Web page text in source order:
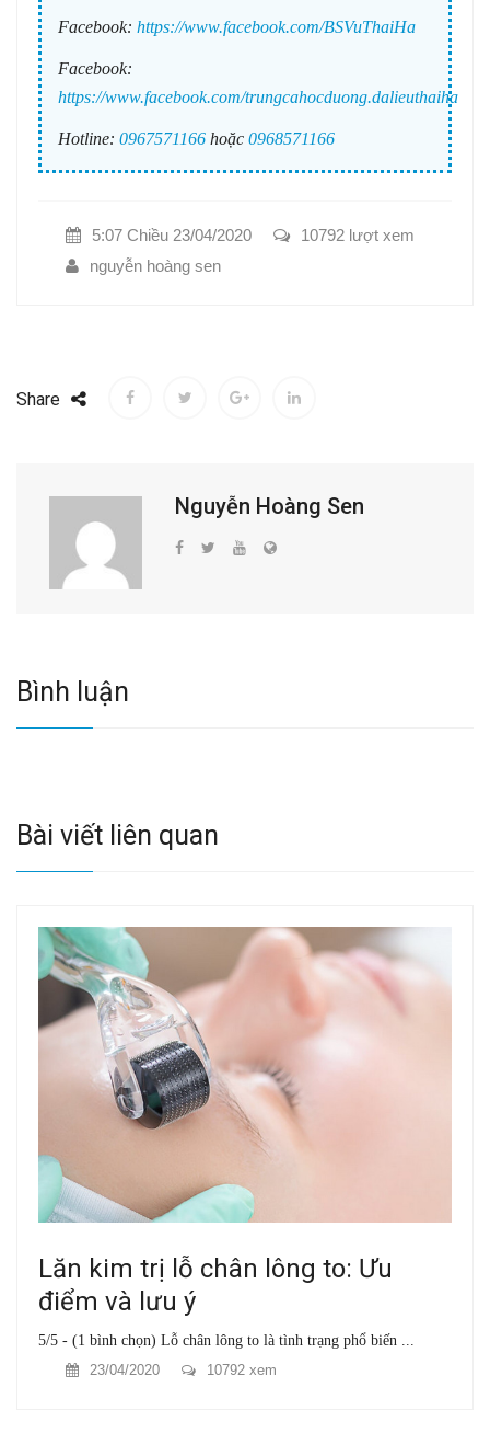
Facebook: https://www.facebook.com/BSVuThaiHa
Facebook:
https://www.facebook.com/trungcahocduong.dalieuthaiha
Hotline: 0967571166 hoặc 0968571166
5:07 Chiều 23/04/2020
10792 lượt xem
nguyễn hoàng sen
Share
Nguyễn Hoàng Sen
Bình luận
Bài viết liên quan
Lăn kim trị lỗ chân lông to: Ưu
điểm và lưu ý
5/5 - (1 bình chọn) Lỗ chân lông to là tình trạng phổ biến ...
23/04/2020
10792 xem